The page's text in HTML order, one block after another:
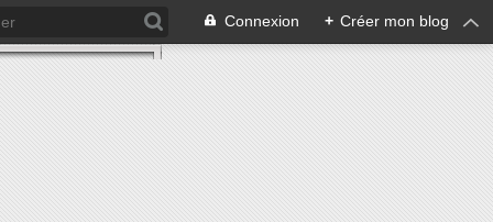
Connexion + Créer mon blog